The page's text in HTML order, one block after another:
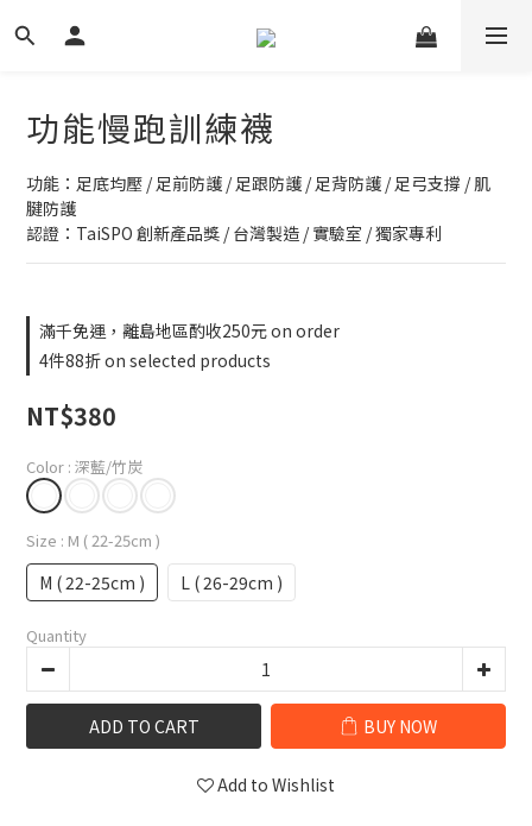
功能慢跑訓練襪
功能：足底均壓 / 足前防護 / 足跟防護 / 足背防護 / 足弓支撐 / 肌
腱防護
認證：TaiSPO 創新產品獎 / 台灣製造 / 實驗室 / 獨家專利
滿千免運，離島地區酌收250元 on order
4件88折 on selected products
NT$380
Color : 深藍/竹炭
Size : M ( 22-25cm )
M ( 22-25cm ) L ( 26-29cm )
Quantity
ADD TO CART BUY NOW
Add to Wishlist